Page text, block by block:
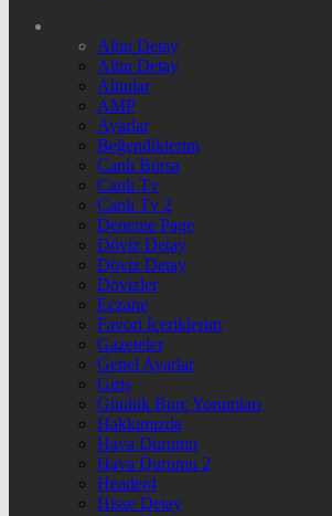
Altın Detay
Altın Detay
Altınlar
AMP
Ayarlar
Beğendiklerim
Canlı Borsa
Canlı Tv
Canlı Tv 2
Deneme Page
Döviz Detay
Döviz Detay
Dövizler
Eczane
Favori İçeriklerim
Gazeteler
Genel Ayarlar
Giriş
Günlük Burç Yorumları
Hakkımızda
Hava Durumu
Hava Durumu 2
Header4
Hisse Detay